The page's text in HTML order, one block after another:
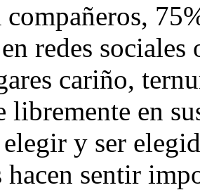
redes
cariño,
libremente en
y ser
hacen sentir